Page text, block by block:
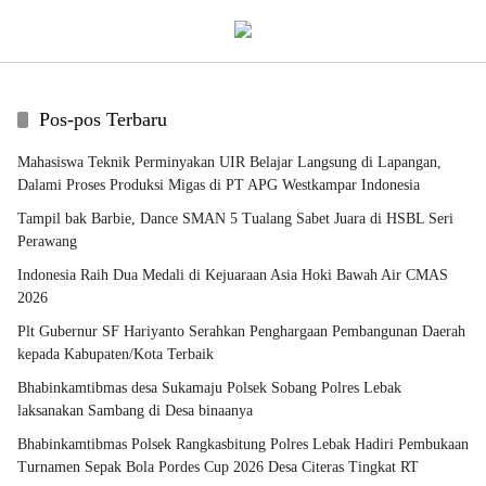
Pos-pos Terbaru
Mahasiswa Teknik Perminyakan UIR Belajar Langsung di Lapangan,
Dalami Proses Produksi Migas di PT APG Westkampar Indonesia
Tampil bak Barbie, Dance SMAN 5 Tualang Sabet Juara di HSBL Seri
Perawang
Indonesia Raih Dua Medali di Kejuaraan Asia Hoki Bawah Air CMAS
2026
Plt Gubernur SF Hariyanto Serahkan Penghargaan Pembangunan Daerah
kepada Kabupaten/Kota Terbaik
Bhabinkamtibmas desa Sukamaju Polsek Sobang Polres Lebak
laksanakan Sambang di Desa binaanya
Bhabinkamtibmas Polsek Rangkasbitung Polres Lebak Hadiri Pembukaan
Turnamen Sepak Bola Pordes Cup 2026 Desa Citeras Tingkat RT